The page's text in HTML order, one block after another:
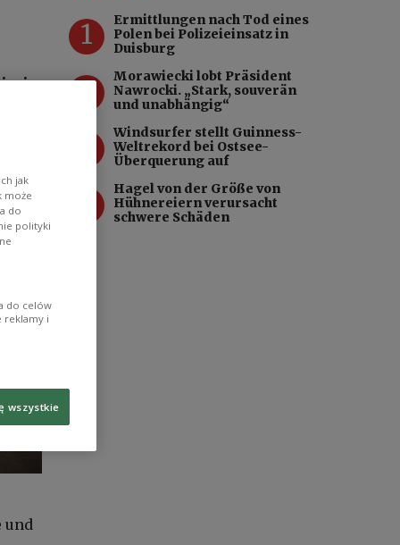
УКРАЇНСЬКА
und
1
Ermittlungen nach Tod eines
Polen bei Polizeieinsatz in
Duisburg
2
Morawiecki lobt Präsident
Nawrocki. „Stark, souverän
und unabhängig“
Windsurfer stellt Guinness-
Weltrekord bei Ostsee-
Überquerung auf
Hagel von der Größe von
Hühnereiern verursacht
schwere Schäden
jak
może
do
polityki
do celów
reklamy i
wszystkie